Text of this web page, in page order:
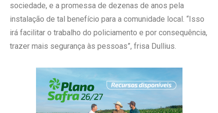
sociedade, e a promessa de dezenas de anos pela
instalação de tal benefício para a comunidade local. “Isso
irá facilitar o trabalho do policiamento e por consequência,
trazer mais segurança às pessoas”, frisa Dullius.